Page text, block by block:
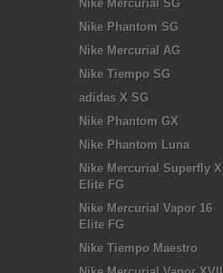
Nike Mercurial SG
Nike Phantom SG
Nike Mercurial AG
Nike Tiempo SG
adidas X SG
Nike Phantom GX
Nike Phantom Luna
Nike Mercurial Superfly X
Elite FG
Nike Mercurial Vapor 16
Elite FG
Nike Tiempo Maestro